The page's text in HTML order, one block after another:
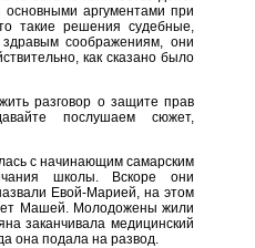
аргументами при
такие решения судебные,
соображениям, они
как сказано было
разговор о защите прав
послушаем сюжет,
с начинающим самарским
школы. Вскоре они
Евой-Марией, на этом
Машей. Молодожены жили
заканчивала медицинский
она подала на развод.